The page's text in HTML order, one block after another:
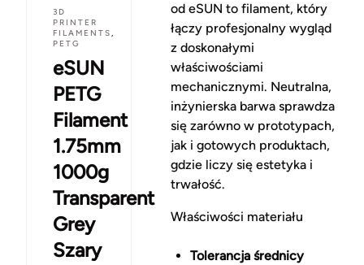
3D
PRINTER
FILAMENTS,
PETG
eSUN
PETG
Filament
1.75mm
1000g
Transparent
Grey
Szary
od eSUN to filament, który
łączy profesjonalny wygląd
z doskonałymi
właściwościami
mechanicznymi. Neutralna,
inżynierska barwa sprawdza
się zarówno w prototypach,
jak i gotowych produktach,
gdzie liczy się estetyka i
trwałość.
Właściwości materiału
Tolerancja średnicy